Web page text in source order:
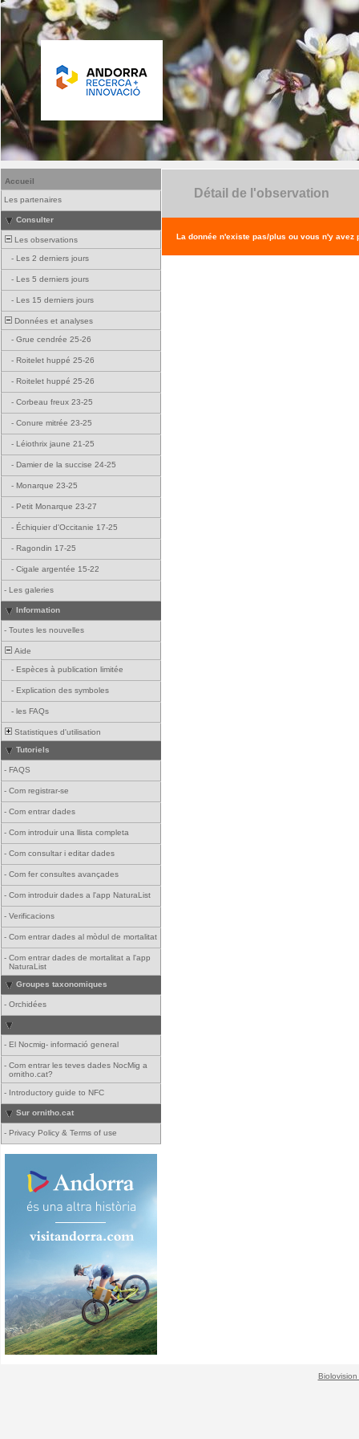
Accueil
Les partenaires
Consulter
Les observations
- Les 2 derniers jours
- Les 5 derniers jours
- Les 15 derniers jours
Données et analyses
- Grue cendrée 25-26
- Roitelet huppé 25-26
- Roitelet huppé 25-26
- Corbeau freux 23-25
- Conure mitrée 23-25
- Léiothrix jaune 21-25
- Damier de la succise 24-25
- Monarque 23-25
- Petit Monarque 23-27
- Échiquier d'Occitanie 17-25
- Ragondin 17-25
- Cigale argentée 15-22
- Les galeries
Information
- Toutes les nouvelles
Aide
- Espèces à publication limitée
- Explication des symboles
- les FAQs
Statistiques d'utilisation
Tutoriels
- FAQS
- Com registrar-se
- Com entrar dades
- Com introduir una llista completa
- Com consultar i editar dades
- Com fer consultes avançades
- Com introduir dades a l'app NaturaList
- Verificacions
- Com entrar dades al mòdul de mortalitat
- Com entrar dades de mortalitat a l'app
NaturaList
Groupes taxonomiques
- Orchidées
- El Nocmig- informació general
- Com entrar les teves dades NocMig a
ornitho.cat?
- Introductory guide to NFC
Sur ornitho.cat
- Privacy Policy & Terms of use
Détail de l'observation
La donnée n'existe pas/plus ou vous n'y avez
Biolovision